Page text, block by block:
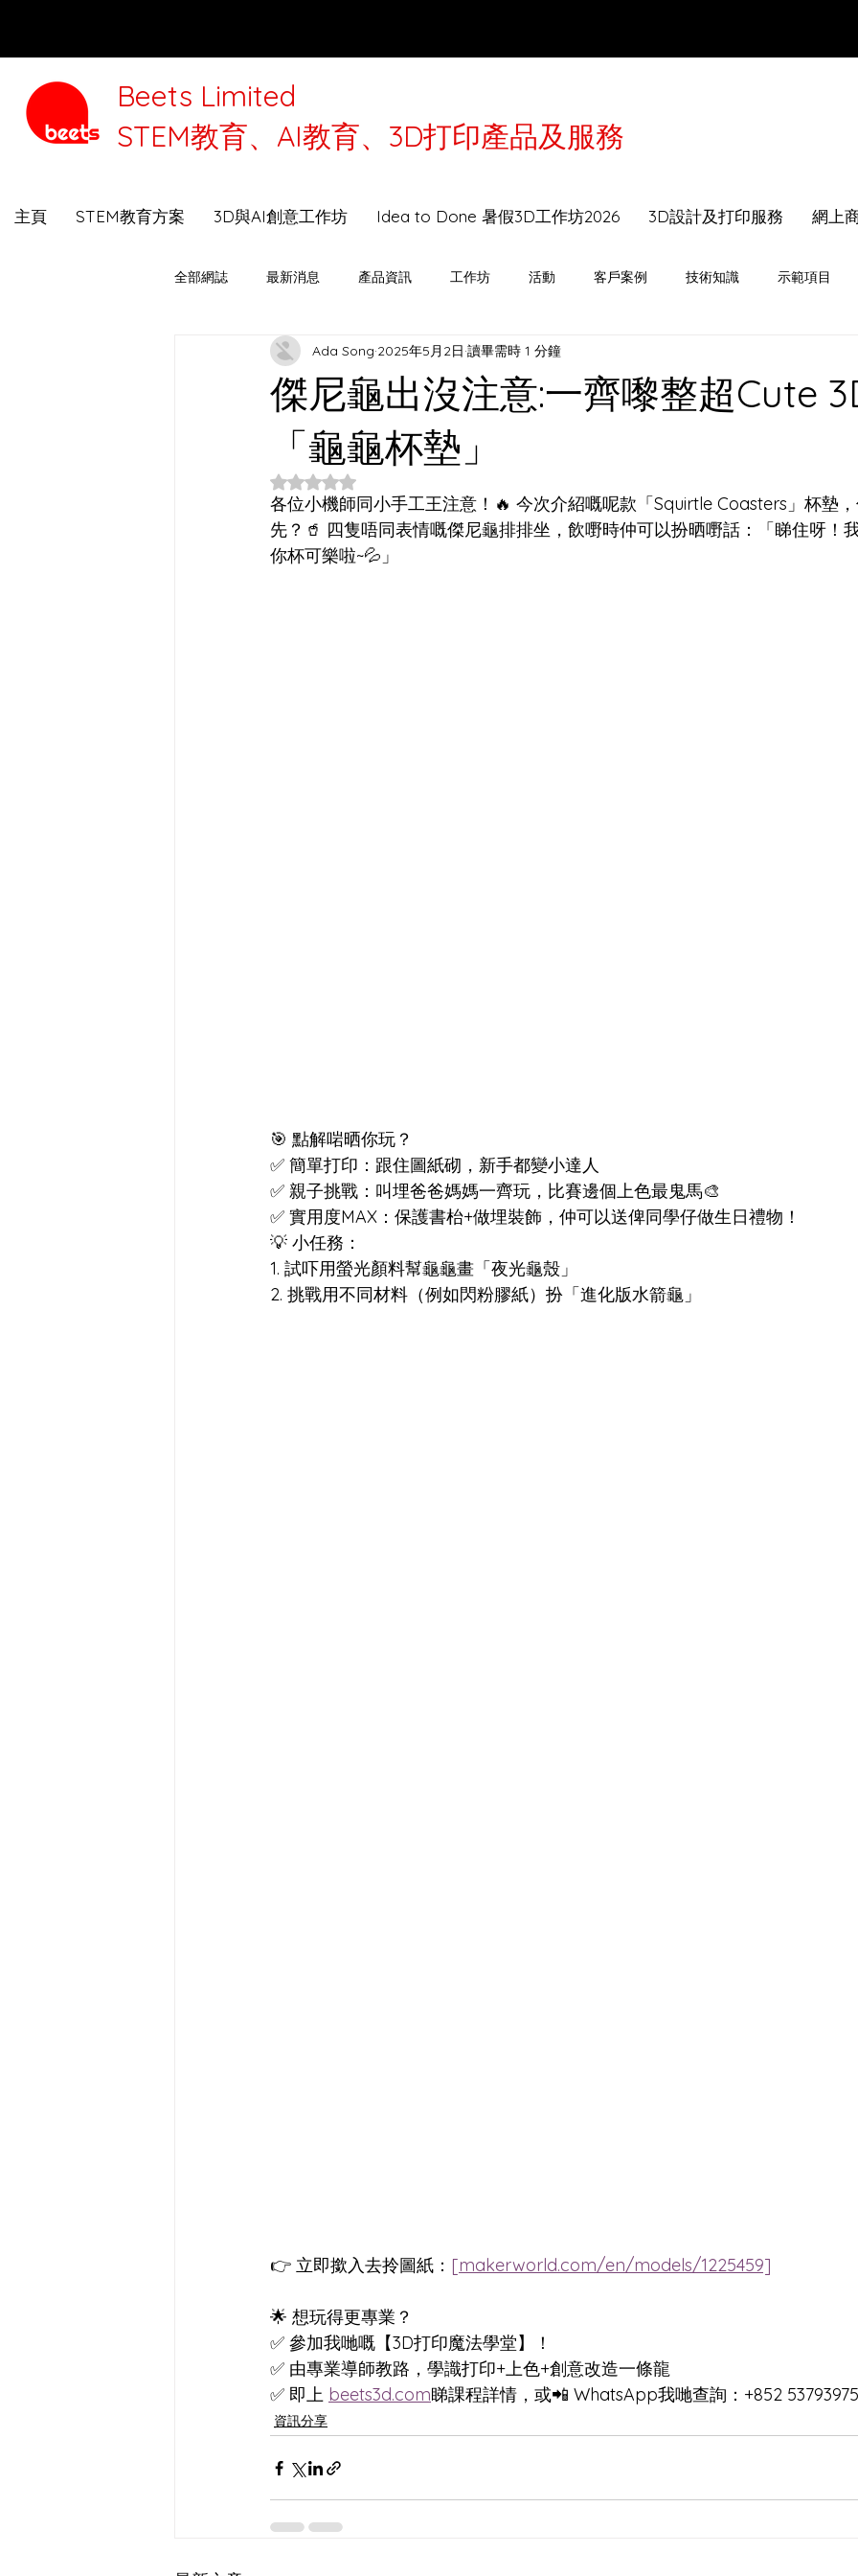
Beets Limited
STEM教育、AI教育、3D打印產品及服務
主頁 STEM教育方案 3D與AI創意工作坊 Idea to Done 暑假3D工作坊2026 3D設計及打印服務 網上
全部網誌 最新消息 產品資訊 工作坊 活動 客戶案例 技術知識 示範項目
3D打印機選購指南 Beets Talk
傑尼龜出沒注意:一齊嚟整超Cute
「龜龜杯墊」
Ada Song 2025年5月2日 讀畢需時 1 分鐘
評等為 NaN（最高為 5 顆星）。
各位小機師同小手工王注意！🔥 今次介紹嘅呢款「Squirtle Coasters」杯墊
先？🥤 四隻唔同表情嘅傑尼龜排排坐，飲嘢時仲可以扮晒嘢話：「睇住呀！
你杯可樂啦~💦」
🎯 點解啱晒你玩？
✅ 簡單打印：跟住圖紙砌，新手都變小達人
✅ 親子挑戰：叫埋爸爸媽媽一齊玩，比賽邊個上色最鬼馬🎨
✅ 實用度MAX：保護書枱+做埋裝飾，仲可以送俾同學仔做生日禮物！
💡 小任務：
1. 試吓用螢光顏料幫龜龜畫「夜光龜殼」
2. 挑戰用不同材料（例如閃粉膠紙）扮「進化版水箭龜」
👉 立即撳入去拎圖紙： [makerworld.com/en/models/1225459]
🌟 想玩得更專業？
✅ 參加我哋嘅【3D打印魔法學堂】！
✅ 由專業導師教路，學識打印+上色+創意改造一條龍
✅ 即上 beets3d.com睇課程詳情，或📲 WhatsApp我哋查詢：+852 53793975
資訊分享